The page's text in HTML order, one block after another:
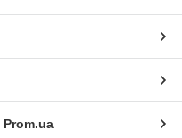
Prom.ua